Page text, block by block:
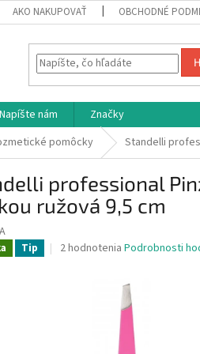
AKO NAKUPOVAŤ OBCHODNÉ
Napíšte nám
Značky
pomôcky Standelli
professional
ružová 9,5 cm
Tip
Priemerné
2 hodnotenia Podrobnosti